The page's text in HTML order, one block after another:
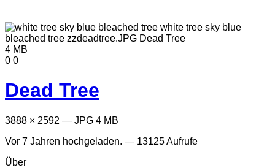
4 MB
0 0
Dead Tree
3888 × 2592 — JPG 4 MB
Vor 7 Jahren hochgeladen. — 13125 Aufrufe
Über